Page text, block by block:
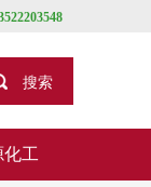
化工